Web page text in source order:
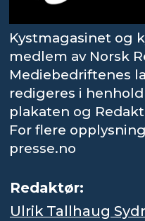
Kystmagasinet og
medlem av Norsk
Mediebedriftenes
redigeres i
plakaten og
For flere
presse.no
Redaktør:
Ulrik Tallhaug